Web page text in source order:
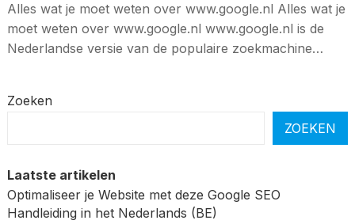
Alles wat je moet weten over www.google.nl Alles wat je
moet weten over www.google.nl www.google.nl is de
Nederlandse versie van de populaire zoekmachine…
Zoeken
ZOEKEN
Laatste artikelen
Optimaliseer je Website met deze Google SEO
Handleiding in het Nederlands (BE)